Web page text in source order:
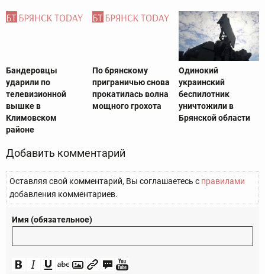
Бандеровцы
ударили по
телевизионной
вышке в
Климовском
районе
По брянскому
приграничью снова
прокатилась волна
мощного грохота
Одинокий
украинский
беспилотник
уничтожили в
Брянской области
Добавить комментарий
Оставляя свой комментарий, Вы соглашаетесь с правилами
добавления комментариев.
Имя (обязательное)